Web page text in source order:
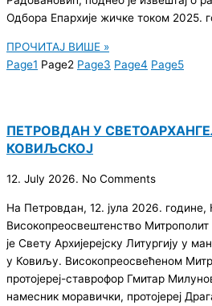
Одбора Епархије жичке током 2025.
ПРОЧИТАЈ ВИШЕ »
Page1 Page2 Page3 Page4 Page5
ПЕТРОВДАН У
КОВИЉСКОЈ
12. July 2026. No Comments
На Петровдан, 12. јула 2026.
Високопреосвештенство
је Свету Архијерејску Литургију у
у Ковиљу. Високопреосвећеном
протојереј-ставрофор Гмитар
намесник моравички, протојереј